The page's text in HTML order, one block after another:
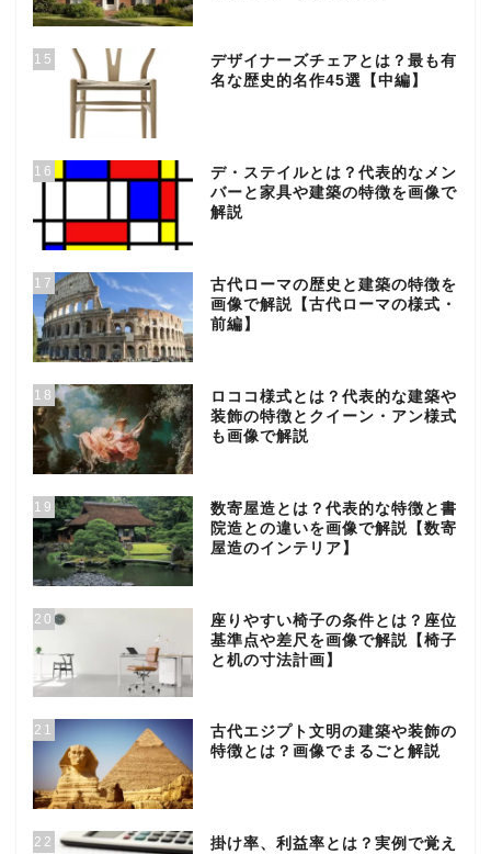
15
デザイナーズチェアとは？最も有
名な歴史的名作45選【中編】
16
デ・ステイルとは？代表的なメン
バーと家具や建築の特徴を画像で
解説
17
古代ローマの歴史と建築の特徴を
画像で解説【古代ローマの様式・
前編】
18
ロココ様式とは？代表的な建築や
装飾の特徴とクイーン・アン様式
も画像で解説
19
数寄屋造とは？代表的な特徴と書
院造との違いを画像で解説【数寄
屋造のインテリア】
20
座りやすい椅子の条件とは？座位
基準点や差尺を画像で解説【椅子
と机の寸法計画】
21
古代エジプト文明の建築や装飾の
特徴とは？画像でまるごと解説
22
掛け率、利益率とは？実例で覚え